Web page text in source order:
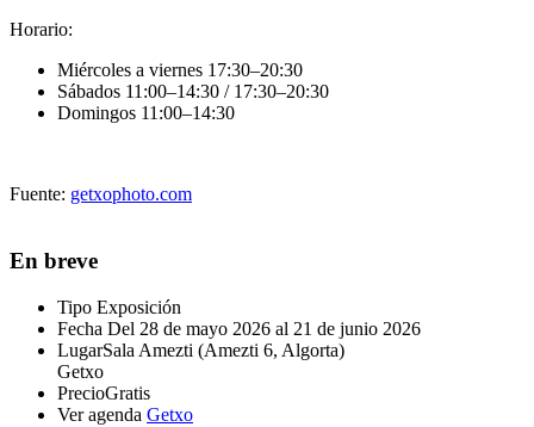
Horario:
Miércoles a viernes 17:30–20:30
Sábados 11:00–14:30 / 17:30–20:30
Domingos 11:00–14:30
Fuente: getxophoto.com
En breve
Tipo Exposición
Fecha Del 28 de mayo 2026 al 21 de junio 2026
LugarSala Amezti (Amezti 6, Algorta)
Getxo
PrecioGratis
Ver agenda Getxo